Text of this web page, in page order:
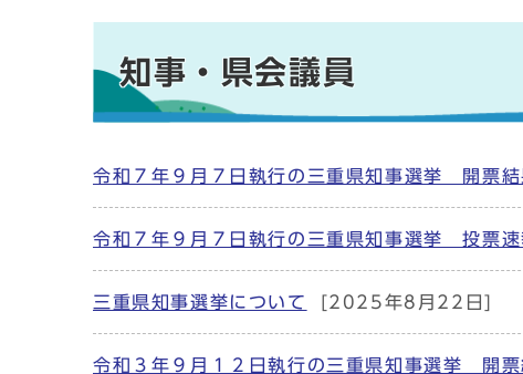
知事・県会議員
令和７年９月７日執行の三重県知事選挙 開票結
令和７年９月７日執行の三重県知事選挙 投票速
三重県知事選挙について [2025年8月22日]
令和３年９月１２日執行の三重県知事選挙 開票